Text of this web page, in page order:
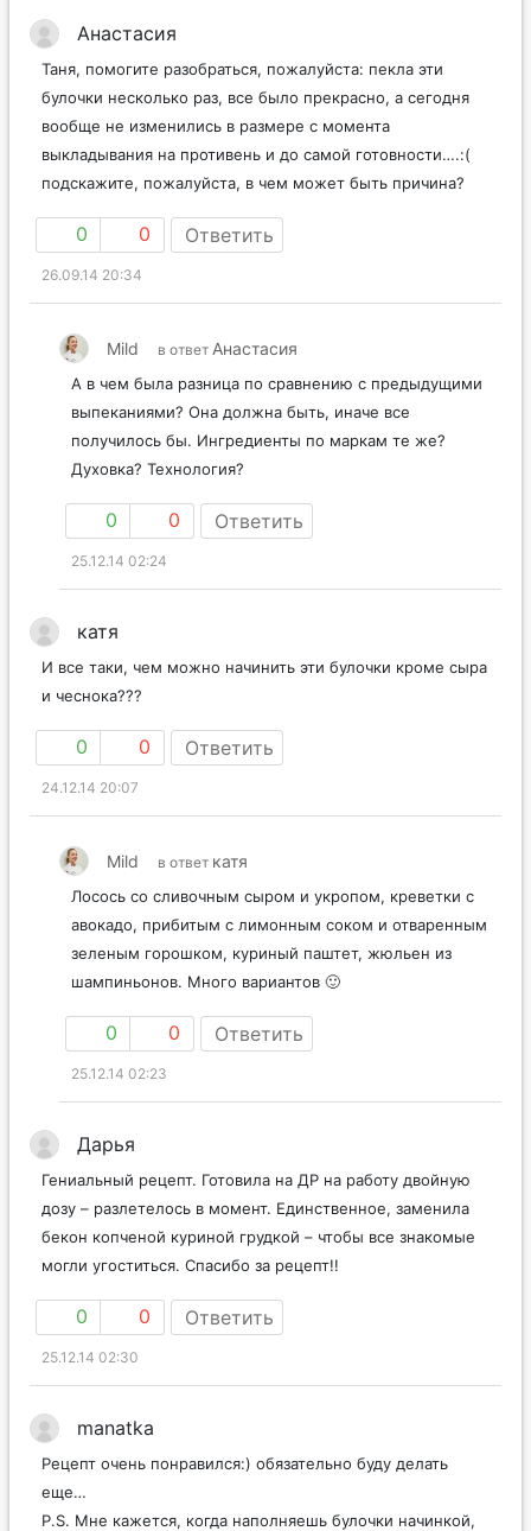
Анастасия
Таня, помогите разобраться, пожалуйста: пекла эти
булочки несколько раз, все было прекрасно, а сегодня
вообще не изменились в размере с момента
выкладывания на противень и до самой готовности….:(
подскажите, пожалуйста, в чем может быть причина?
0 0 Ответить
26.09.14 20:34
Mild в ответ Анастасия
А в чем была разница по сравнению с предыдущими
выпеканиями? Она должна быть, иначе все
получилось бы. Ингредиенты по маркам те же?
Духовка? Технология?
0 0 Ответить
25.12.14 02:24
катя
И все таки, чем можно начинить эти булочки кроме сыра
и чеснока???
0 0 Ответить
24.12.14 20:07
Mild в ответ катя
Лосось со сливочным сыром и укропом, креветки с
авокадо, прибитым с лимонным соком и отваренным
зеленым горошком, куриный паштет, жюльен из
шампиньонов. Много вариантов 🙂
0 0 Ответить
25.12.14 02:23
Дарья
Гениальный рецепт. Готовила на ДР на работу двойную
дозу – разлетелось в момент. Единственное, заменила
бекон копченой куриной грудкой – чтобы все знакомые
могли угоститься. Спасибо за рецепт!!
0 0 Ответить
25.12.14 02:30
manatka
Рецепт очень понравился:) обязательно буду делать
еще…
P.S. Мне кажется, когда наполняешь булочки начинкой,